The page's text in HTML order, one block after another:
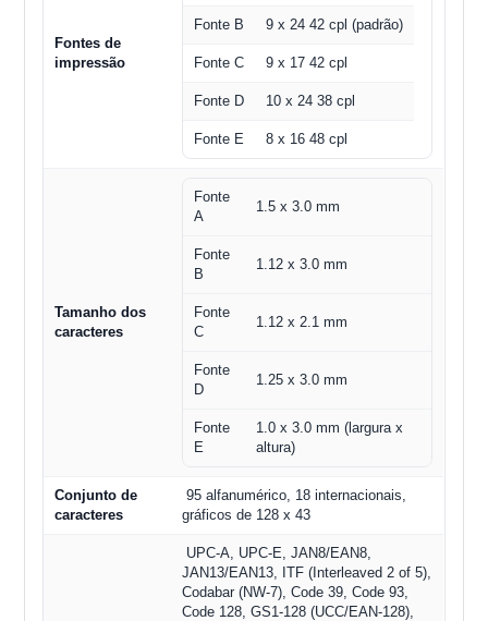
Fontes de
impressão
Fonte B 9 x 24 42 cpl (padrão)
Fonte C 9 x 17 42 cpl
Fonte D 10 x 24 38 cpl
Fonte E 8 x 16 48 cpl
Tamanho dos
caracteres
Fonte
A
1.5 x 3.0 mm
Fonte
B
1.12 x 3.0 mm
Fonte
C
1.12 x 2.1 mm
Fonte
D
1.25 x 3.0 mm
Fonte
E
1.0 x 3.0 mm (largura x
altura)
Conjunto de
caracteres
95 alfanumérico, 18 internacionais,
gráficos de 128 x 43
UPC-A, UPC-E, JAN8/EAN8,
JAN13/EAN13, ITF (Interleaved 2 of 5),
Codabar (NW-7), Code 39, Code 93,
Code 128, GS1-128 (UCC/EAN-128),